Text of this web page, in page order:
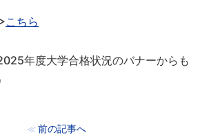
こちら
年度大学合格状況のバナーからも
≪ 前の記事へ